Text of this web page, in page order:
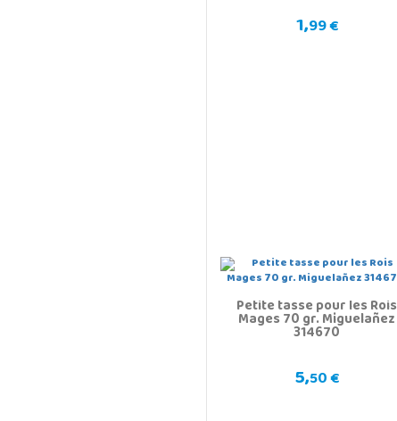
1,99 €
Petite tasse pour les Rois
Mages 70 gr. Miguelañez
314670
5,50 €